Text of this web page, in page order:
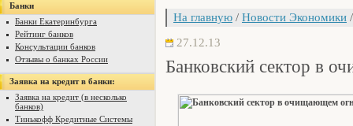
Банки
Банки Екатеринбурга
Рейтинг банков
Консультации банков
Отзывы о банках России
Заявка на кредит в банки:
Заявка на кредит (в несколько
банков)
Тинькофф Кредитные Системы
На главную / Новости Экономики /
27.12.13
Банковский сектор в